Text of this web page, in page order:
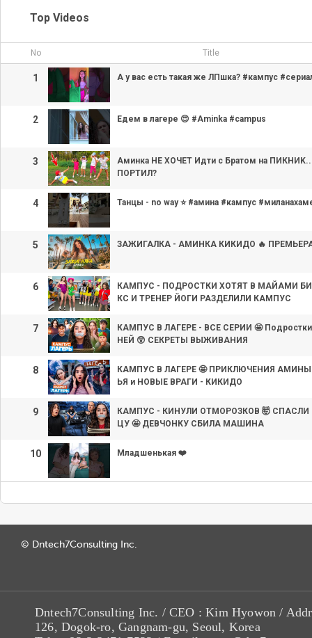
Top Videos
No Title
1 А у вас есть такая же ЛПшка? #кампус
2 Едем в лагере 😍 #Aminka #campus
3
Аминка НЕ ХОЧЕТ Идти с Братом на
ПОРТИЛ?
4 Танцы - no way ⭐️ #амина #кампус
5 ЗАЖИГАЛКА - АМИНКА КИКИДО 🔥
6
КАМПУС - ПОДРОСТКИ ХОТЯТ В МАЙАМИ
КС И ТРЕНЕР ЙОГИ РАЗДЕЛИЛИ КАМПУС
7
КАМПУС В ЛАГЕРЕ - ВСЕ СЕРИИ 🤩
НЕЙ 😲 СЕКРЕТЫ ВЫЖИВАНИЯ
8
КАМПУС В ЛАГЕРЕ 🤩 ПРИКЛЮЧЕНИЯ
ЬЯ и НОВЫЕ ВРАГИ - КИКИДО
9
КАМПУС - КИНУЛИ ОТМОРОЗКОВ 🤯
ЦУ 🤩 ДЕВЧОНКУ СБИЛА МАШИНА
10 Младшенькая ❤️
© Dntech7Consulting Inc.
Dntech7Consulting Inc. / CEO : Kim Hyowon /
126, Dogok-ro, Gangnam-gu, Seoul, Korea